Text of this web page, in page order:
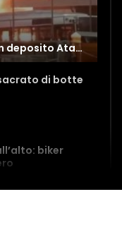
Roma, grosso incendio in un deposito Atac: distrutti 30 autobus
di botte
biker